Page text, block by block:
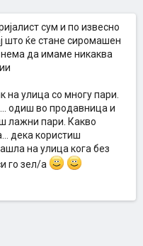
сум и по извесно
што ќе стане сиромашен
да имаме никаква
улица со многу пари.
одиш во продавница и
лажни пари. Какво
дека користиш
на улица кога без
го зел/а